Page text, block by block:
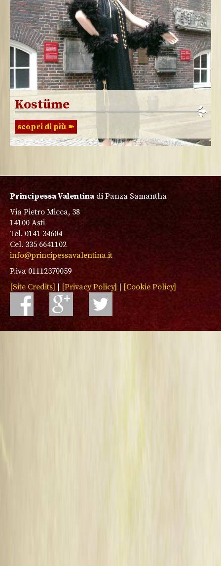
Kostüme
scopri di più
Principessa Valentina di Panza Samantha
Via Pietro Micca, 38
14100 Asti
Tel. 0141 34604
Cel. 335 6641102
info@principessavalentina.it
P.iva 01112370059
[Site Credits] | [Privacy Policy] | [Cookie Policy]